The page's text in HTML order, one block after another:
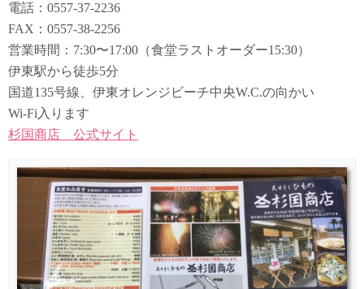
電話：0557-37-2236
FAX：0557-38-2256
営業時間：7:30〜17:00（食堂ラストオーダー15:30）
伊東駅から徒歩5分
国道135号線、伊東オレンジビーチ中央W.C.の向かい
Wi-Fi入ります
杉国商店 公式サイト